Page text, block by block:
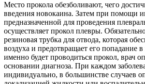
Место прокола обезболивают, чего
введения новокаина. Затем при помощи
предназначенной для проведения
осуществляет прокол плевры.
резиновая трубка для отвода, которая
воздуха и предотвращает его попадание
именно будет проводиться прокол, врач
основании диагноза. При каждом
индивидуально, в большинстве случаев